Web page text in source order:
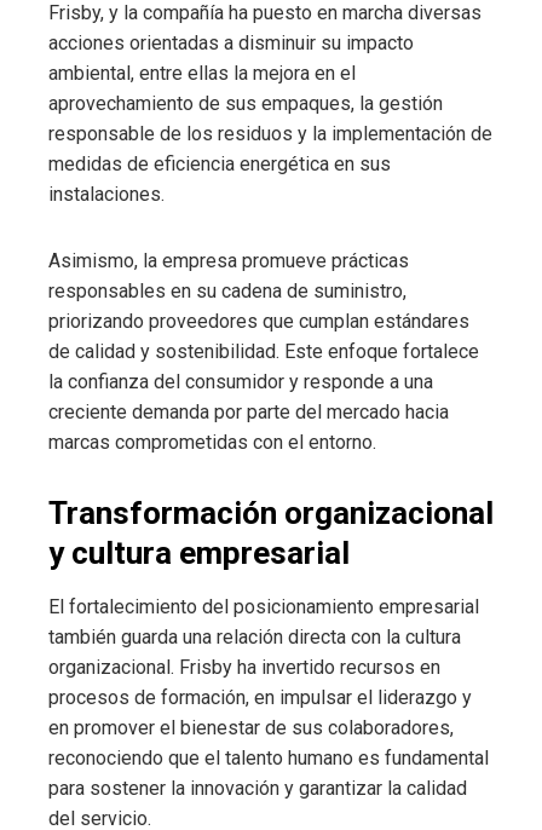
Frisby, y la compañía ha puesto en marcha diversas
acciones orientadas a disminuir su impacto
ambiental, entre ellas la mejora en el
aprovechamiento de sus empaques, la gestión
responsable de los residuos y la implementación de
medidas de eficiencia energética en sus
instalaciones.
Asimismo, la empresa promueve prácticas
responsables en su cadena de suministro,
priorizando proveedores que cumplan estándares
de calidad y sostenibilidad. Este enfoque fortalece
la confianza del consumidor y responde a una
creciente demanda por parte del mercado hacia
marcas comprometidas con el entorno.
Transformación organizacional
y cultura empresarial
El fortalecimiento del posicionamiento empresarial
también guarda una relación directa con la cultura
organizacional. Frisby ha invertido recursos en
procesos de formación, en impulsar el liderazgo y
en promover el bienestar de sus colaboradores,
reconociendo que el talento humano es fundamental
para sostener la innovación y garantizar la calidad
del servicio.